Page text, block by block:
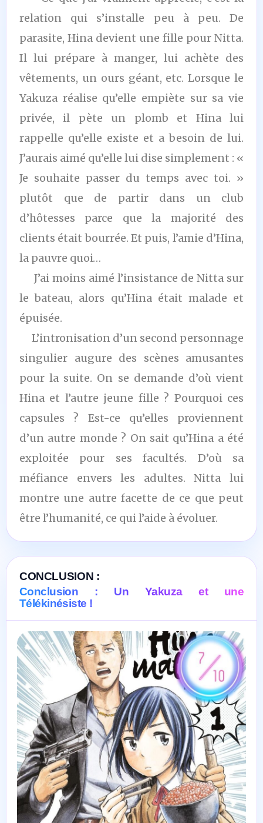
relation qui s’installe peu à peu. De
parasite, Hina devient une fille pour Nitta.
Il lui prépare à manger, lui achète des
vêtements, un ours géant, etc. Lorsque le
Yakuza réalise qu’elle empiète sur sa vie
privée, il pète un plomb et Hina lui
rappelle qu’elle existe et a besoin de lui.
J’aurais aimé qu’elle lui dise simplement : «
Je souhaite passer du temps avec toi. »
plutôt que de partir dans un club
d’hôtesses parce que la majorité des
clients était bourrée. Et puis, l’amie d’Hina,
la pauvre quoi…
J’ai moins aimé l’insistance de Nitta sur
le bateau, alors qu’Hina était malade et
épuisée.
L’intronisation d’un second personnage
singulier augure des scènes amusantes
pour la suite. On se demande d’où vient
Hina et l’autre jeune fille ? Pourquoi ces
capsules ? Est-ce qu’elles proviennent
d’un autre monde ? On sait qu’Hina a été
exploitée pour ses facultés. D’où sa
méfiance envers les adultes. Nitta lui
montre une autre facette de ce que peut
être l’humanité, ce qui l’aide à évoluer.
CONCLUSION :
Conclusion : Un Yakuza et une
Télékinésiste !